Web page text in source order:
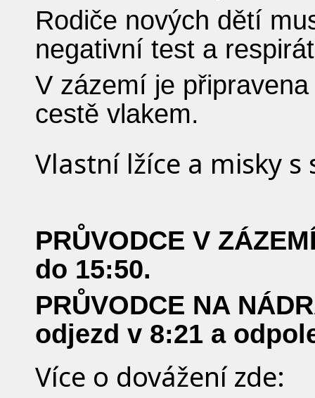
Rodiče nových dětí
negativní test a
V zázemí je
cestě vlakem.
Vlastní lžíce a misky s
PRŮVODCE V
do 15:50.
PRŮVODCE NA
odjezd v 8:21 a
Více o dovážení zde: